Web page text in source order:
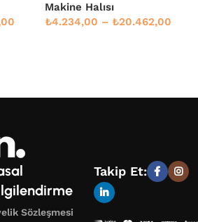
₺4.003,00 –
Devamını oku
Sözleşmesi
Takip Et: